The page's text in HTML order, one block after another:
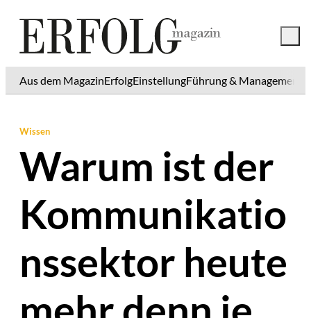
Aus dem MagazinErfolgEinstellungFührung & Management
Wissen
Warum ist der
Kommunikatio
nssektor heute